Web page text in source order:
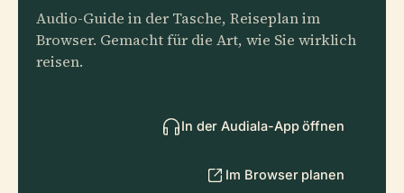
Audio-Guide in der Tasche, Reiseplan im
Browser. Gemacht für die Art, wie Sie wirklich
reisen.
In der Audiala-App öffnen
Im Browser planen